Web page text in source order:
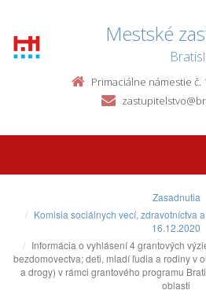
Mestské
Primaciálne námestie č.
Zasadnutia
Komisia sociálnych vecí, zdravotníctva
16.12.2020
Informácia o vyhlásení 4 grantových
bezdomovectva; deti, mladí ľudia a rodiny v
a drogy) v rámci grantového programu
oblasti